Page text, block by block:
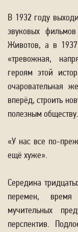
В 1932 году
звуковых
Животов, а в
«тревожная,
героям этой
очаровательная
вперёд, строить
полезным обществу.
«У нас все по-
ещё хуже».
Середина
перемен,
мучительных
перспектив.